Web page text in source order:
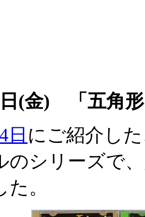
(金) 「五角
日 にご紹介し
のシリーズで
。